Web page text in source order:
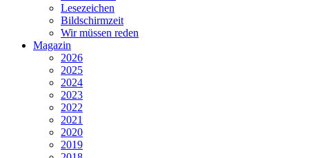
Lesezeichen
Bildschirmzeit
Wir müssen reden
Magazin
2026
2025
2024
2023
2022
2021
2020
2019